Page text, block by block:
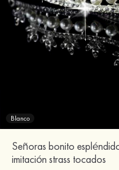
Blanco
Señoras bonito
imitación strass tocados